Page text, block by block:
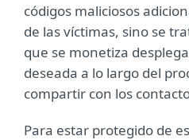
códigos maliciosos
de las víctimas, sino se
que se monetiza
deseada a lo largo del
compartir con los
Para estar protegido de